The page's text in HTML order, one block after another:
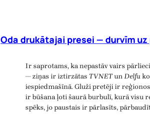
Oda drukātajai presei — durvīm
Ir saprotams, ka nepastāv vairs
— ziņas ir iztirzātas TVNETunDelfu
iespiedmašīnā. Gluži pretēji ir
ir būšana ļoti šaurā burbulī, kurā visu
spēks, jo paustais ir pārlasīts,